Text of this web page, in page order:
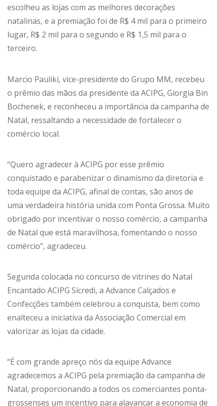
escolheu as lojas com as melhores decorações
natalinas, e a premiação foi de R$ 4 mil para o primeiro
lugar, R$ 2 mil para o segundo e R$ 1,5 mil para o
terceiro.
Marcio Pauliki, vice-presidente do Grupo MM, recebeu
o prêmio das mãos da presidente da ACIPG, Giorgia Bin
Bochenek, e reconheceu a importância da campanha de
Natal, ressaltando a necessidade de fortalecer o
comércio local.
“Quero agradecer à ACIPG por esse prêmio
conquistado e parabenizar o dinamismo da diretoria e
toda equipe da ACIPG, afinal de contas, são anos de
uma verdadeira história unida com Ponta Grossa. Muito
obrigado por incentivar o nosso comércio, a campanha
de Natal que está maravilhosa, fomentando o nosso
comércio”, agradeceu.
Segunda colocada no concurso de vitrines do Natal
Encantado ACIPG Sicredi, a Advance Calçados e
Confecções também celebrou a conquista, bem como
enalteceu a iniciativa da Associação Comercial em
valorizar as lojas da cidade.
“É com grande apreço nós da equipe Advance
agradecemos a ACIPG pela premiação da campanha de
Natal, proporcionando a todos os comerciantes ponta-
grossenses um incentivo para alavancar a economia de